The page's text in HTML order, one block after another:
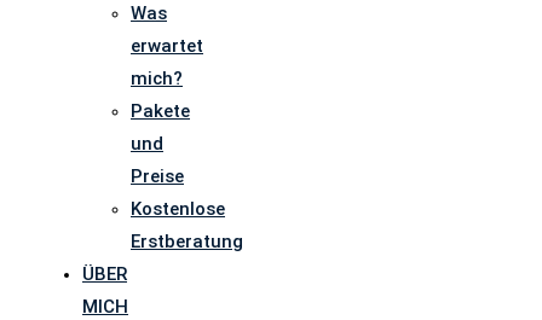
Was
erwartet
mich?
Pakete
und
Preise
Kostenlose
Erstberatung
ÜBER
MICH